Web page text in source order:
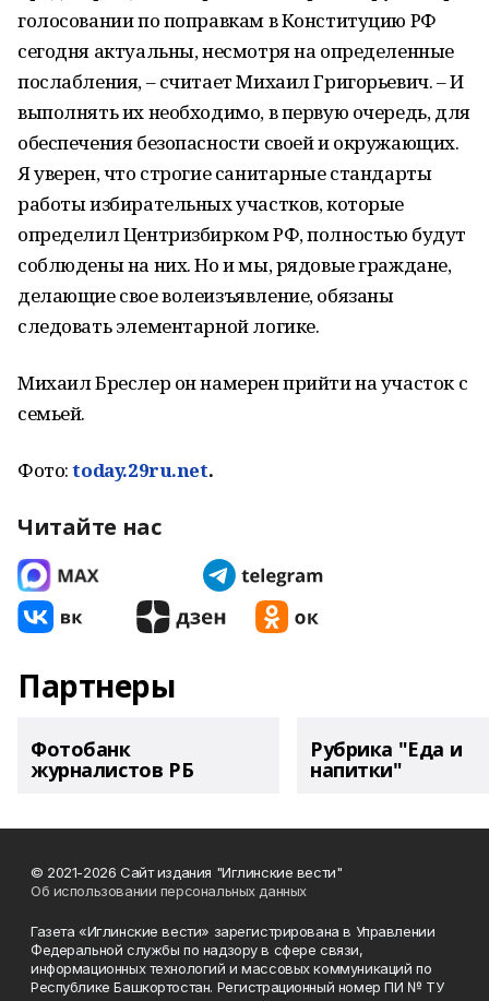
голосовании по поправкам в Конституцию РФ
сегодня актуальны, несмотря на определенные
послабления, – считает Михаил Григорьевич. – И
выполнять их необходимо, в первую очередь, для
обеспечения безопасности своей и окружающих.
Я уверен, что строгие санитарные стандарты
работы избирательных участков, которые
определил Центризбирком РФ, полностью будут
соблюдены на них. Но и мы, рядовые граждане,
делающие свое волеизъявление, обязаны
следовать элементарной логике.
Михаил Бреслер он намерен прийти на участок с
семьей.
Фото:today.29ru.net.
Читайте нас
Партнеры
Фотобанк
журналистов РБ
Рубрика "Еда и
напитки"
© 2021-2026 Сайт издания "Иглинские вести"
Об использовании персональных данных
Газета «Иглинские вести» зарегистрирована в Управлении
Федеральной службы по надзору в сфере связи,
информационных технологий и массовых коммуникаций по
Республике Башкортостан. Регистрационный номер ПИ № ТУ